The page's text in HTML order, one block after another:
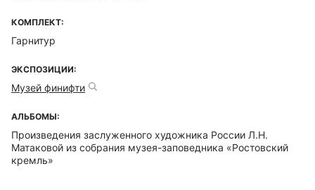
КОМПЛЕКТ:
Гарнитур
ЭКСПОЗИЦИИ:
Музей финифти
АЛЬБОМЫ:
Произведения заслуженного художника России Л.Н.
Матаковой из собрания музея-заповедника «Ростовский
кремль»